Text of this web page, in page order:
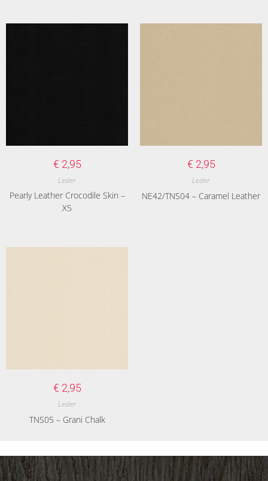
€ 2,95
Leder
Pearly Leather Crocodile Skin –
X5
€ 2,95
Leder
NE42/TNS04 – Caramel Leather
€ 2,95
Leder
TNS05 – Grani Chalk